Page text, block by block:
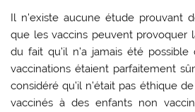
Il n’existe aucune étude prouvant
que les vaccins peuvent provoquer
du fait qu’il n’a jamais été
vaccinations étaient parfaitement
considéré qu’il n’était pas éthique
vaccinés à des enfants non